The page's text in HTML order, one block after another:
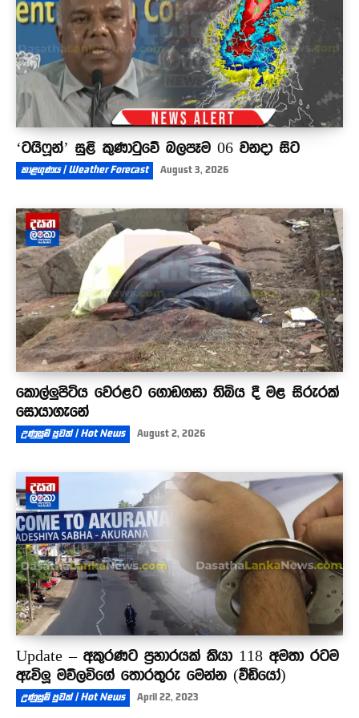
‘ටයිෆූන්’ සුළි කුණාටුවේ බලපෑම 06 වනදා සිට
කාළගුණය | Weather Forecast August 3, 2026
කොල්ලුපිටිය වෙරළට ගොඩගසා තිබිය දී මළ සිරුරක්
සොයාගැනේ
උණුසුම් පුවත් | Hot News August 2, 2026
Update – අකුරණට ප්‍රහාරයක් කියා 118 අමතා රටම
ඇවිලූ මව්ලවිගේ තොරතුරු මෙන්න (වීඩියෝ)
උණුසුම් පුවත් | Hot News April 22, 2023